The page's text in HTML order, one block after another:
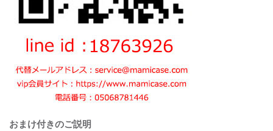
おまけ付きのご説明